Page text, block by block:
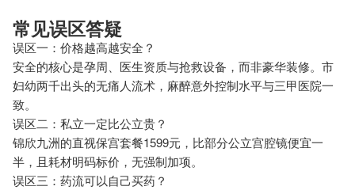
常见误区答疑
误区一：价格越高越安全？
安全的核心是孕周、医生资质与抢救设备，而非豪华装修。市
妇幼两千出头的无痛人流术，麻醉意外控制水平与三甲医院一
致。
误区二：私立一定比公立贵？
锦欣九洲的直视保宫套餐1599元，比部分公立宫腔镜便宜一
半，且耗材明码标价，无强制加项。
误区三：药流可以自己买药？